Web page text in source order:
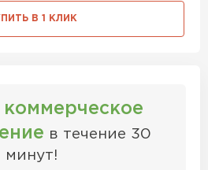
В 1 КЛИК
коммерческое
в течение 30
минут!